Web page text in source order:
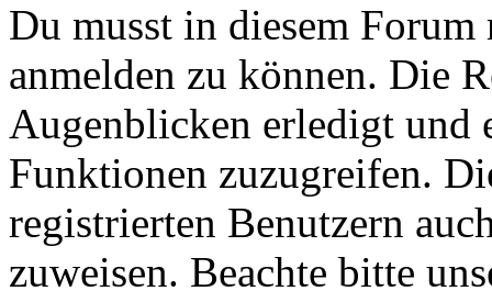
Du musst in diesem
anmelden zu können. Die
Augenblicken erledigt und
Funktionen zuzugreifen.
registrierten Benutzern
zuweisen. Beachte bitte